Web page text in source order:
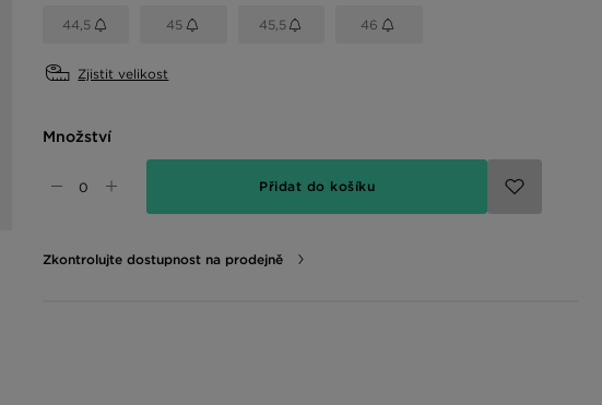
44,5 45 45,5 46
Zjistit velikost
Množství
Přidat do košíku
Zkontrolujte dostupnost na prodejně